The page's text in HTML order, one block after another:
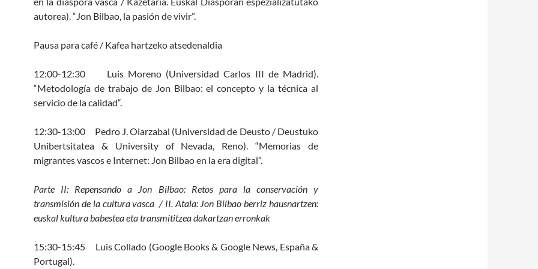
autorea). “Jon Bilbao, la pasión de vivir”.
Pausa para café / Kafea hartzeko atsedenaldia
12:00-12:30 Luis Moreno (Universidad Carlos III de Madrid).
“Metodología de trabajo de Jon Bilbao: el concepto y la técnica al
servicio de la calidad“.
12:30-13:00 Pedro J. Oiarzabal (Universidad de Deusto / Deustuko
Unibertsitatea & University of Nevada, Reno). “Memorias de
migrantes vascos e Internet: Jon Bilbao en la era digital”.
Parte II: Repensando a Jon Bilbao: Retos para la conservación y
transmisión de la cultura vasca / II. Atala: Jon Bilbao berriz hausnartzen:
euskal kultura babestea eta transmititzea dakartzan erronkak
15:30-15:45 Luis Collado (Google Books & Google News, España &
Portugal).